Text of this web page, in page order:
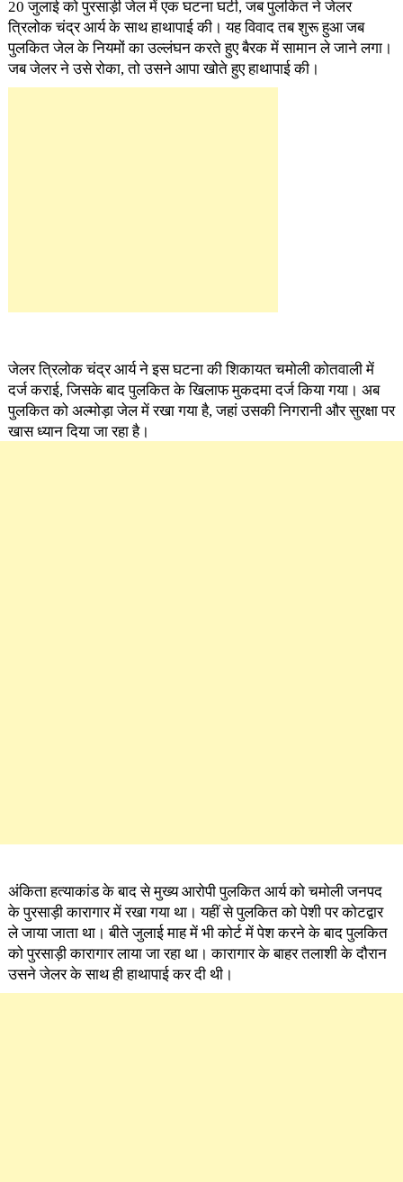
20 जुलाई को पुरसाड़ी जेल में एक घटना घटी, जब पुलकित ने जेलर
त्रिलोक चंद्र आर्य के साथ हाथापाई की। यह विवाद तब शुरू हुआ जब
पुलकित जेल के नियमों का उल्लंघन करते हुए बैरक में सामान ले जाने लगा।
जब जेलर ने उसे रोका, तो उसने आपा खोते हुए हाथापाई की।
जेलर त्रिलोक चंद्र आर्य ने इस घटना की शिकायत चमोली कोतवाली में
दर्ज कराई, जिसके बाद पुलकित के खिलाफ मुकदमा दर्ज किया गया। अब
पुलकित को अल्मोड़ा जेल में रखा गया है, जहां उसकी निगरानी और सुरक्षा पर
खास ध्यान दिया जा रहा है।
अंकिता हत्याकांड के बाद से मुख्य आरोपी पुलकित आर्य को चमोली जनपद
के पुरसाड़ी कारागार में रखा गया था। यहीं से पुलकित को पेशी पर कोटद्वार
ले जाया जाता था। बीते जुलाई माह में भी कोर्ट में पेश करने के बाद पुलकित
को पुरसाड़ी कारागार लाया जा रहा था। कारागार के बाहर तलाशी के दौरान
उसने जेलर के साथ ही हाथापाई कर दी थी।